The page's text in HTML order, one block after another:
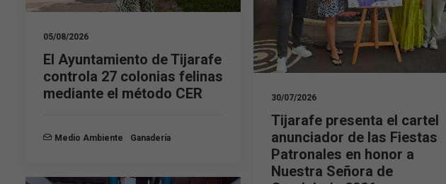
05/08/2026
El Ayuntamiento de Tijarafe
controla 27 colonias felinas
mediante el método CER
Medio Ambiente Ganadería
30/07/2026
Tijarafe presenta el cartel
anunciador de las Fiestas
Patronales en honor a
Nuestra Señora de